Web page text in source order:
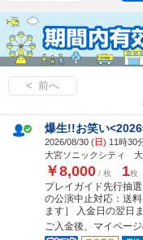
< 前へ
爆生!!お笑い
2026/08/30 (日) 11時30
大宮ソニックシティ 大
￥8,000 / 枚 1枚
プレイガイド先行抽
の公演中止対応：送
ます］ 入金日の翌日
ご入金後、マイペー